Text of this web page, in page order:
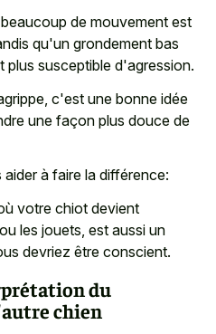
de mouvement est
qu'un grondement bas
susceptible d'agression.
c'est une bonne idée
une façon plus douce de
à faire la différence:
votre chiot devient
les jouets, est aussi un
devriez être conscient.
du
chien